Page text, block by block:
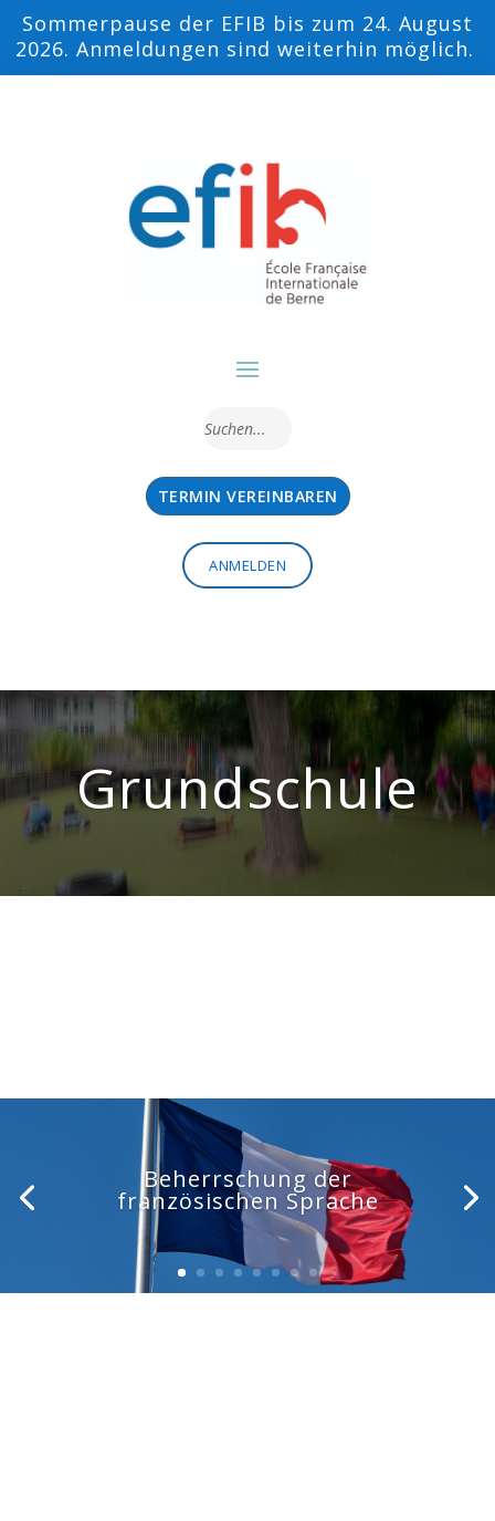
Sommerpause der EFIB bis zum 24. August
2026. Anmeldungen sind weiterhin möglich.
TERMIN VEREINBAREN
ANMELDEN
Grundschule
Beherrschung der
französischen Sprache